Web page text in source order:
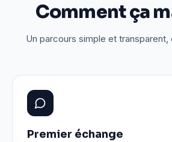
Comment ça
Un parcours simple et transparent,
Premier échange